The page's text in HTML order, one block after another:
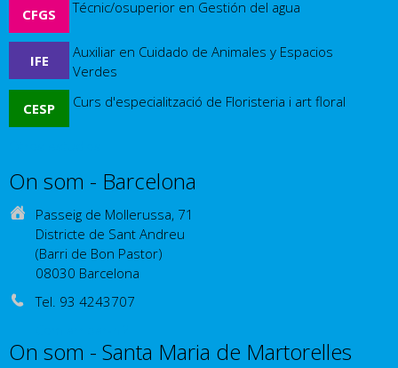
CFGS Técnic/osuperior en Gestión del agua
IFE
Auxiliar en Cuidado de Animales y Espacios
Verdes
CESP Curs d'especialització de Floristeria i art floral
On som - Barcelona
Passeig de Mollerussa, 71
Districte de Sant Andreu
(Barri de Bon Pastor)
08030 Barcelona
Tel. 93 4243707
On som - Santa Maria de Martorelles